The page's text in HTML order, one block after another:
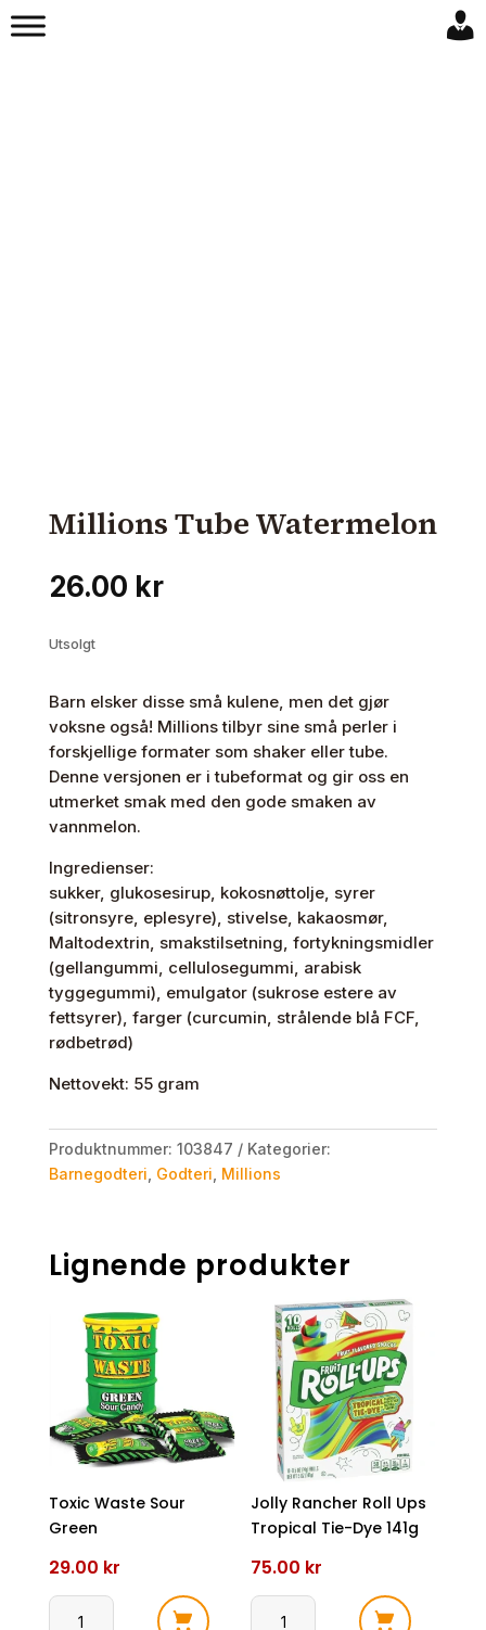
Millions Tube Watermelon
26.00 kr
Utsolgt
Barn elsker disse små kulene, men det gjør
voksne også! Millions tilbyr sine små perler i
forskjellige formater som shaker eller tube.
Denne versjonen er i tubeformat og gir oss en
utmerket smak med den gode smaken av
vannmelon.
Ingredienser:
sukker, glukosesirup, kokosnøttolje, syrer
(sitronsyre, eplesyre), stivelse, kakaosmør,
Maltodextrin, smakstilsetning, fortykningsmidler
(gellangummi, cellulosegummi, arabisk
tyggegummi), emulgator (sukrose estere av
fettsyrer), farger (curcumin, strålende blå FCF,
rødbetrød)
Nettovekt: 55 gram
Produktnummer: 103847
Kategorier:
Barnegodteri Godteri Millions
Lignende produkter
Toxic Waste Sour
Green
29.00 kr
Jolly Rancher Roll Ups
Tropical Tie-Dye 141g
75.00 kr